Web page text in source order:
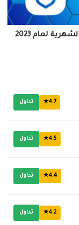
4.7★ تداول
4.5★ تداول
4.4★ تداول
4.2★ تداول